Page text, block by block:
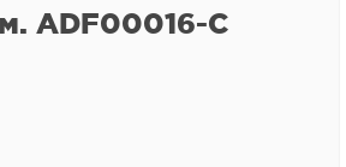
ADF00016-C